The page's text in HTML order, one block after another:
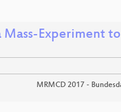
Mass-Experiment to
MRMCD 2017 -